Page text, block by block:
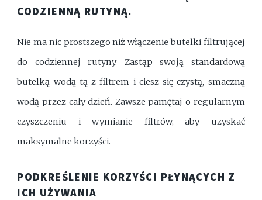
CODZIENNĄ RUTYNĄ.
Nie ma nic prostszego niż włączenie butelki filtrującej
do codziennej rutyny. Zastąp swoją standardową
butelką wodą tą z filtrem i ciesz się czystą, smaczną
wodą przez cały dzień. Zawsze pamętaj o regularnym
czyszczeniu i wymianie filtrów, aby uzyskać
maksymalne korzyści.
PODKREŚLENIE KORZYŚCI PŁYNĄCYCH Z
ICH UŻYWANIA